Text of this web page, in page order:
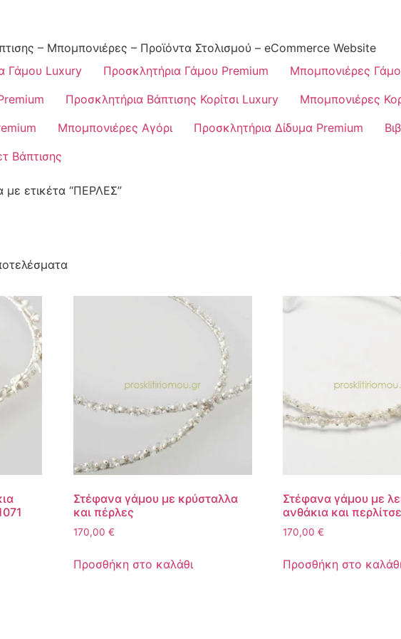
– Μπομπονιέρες – Προϊόντα Στολισμού – eCommerce Website
Γάμου Luxury Προσκλητήρια Γάμου Premium Μπομπονιέρες
Προσκλητήρια Βάπτισης Κορίτσι Luxury Μπομπονιέρες
Μπομπονιέρες Αγόρι Προσκλητήρια Δίδυμα Premium
Βάπτισης
με ετικέτα “ΠΕΡΛΕΣ”
Στέφανα γάμου με κρύσταλλα
και πέρλες
170,00 €
Προσθήκη στο καλάθι
Στέφανα γάμου με
ανθάκια και
170,00€
Προσθήκη στο